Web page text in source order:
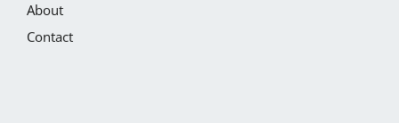
About
Contact